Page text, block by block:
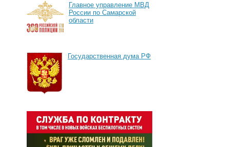
Главное управление МВД
России по Самарской
области
Государственная дума РФ